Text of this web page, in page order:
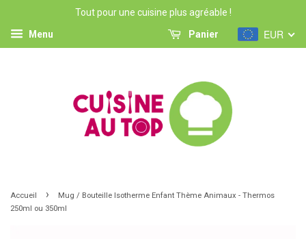
Tout pour une cuisine plus agréable !
Menu EUR
Panier
Accueil ›
Mug / Bouteille Isotherme Enfant Thème Animaux - Thermos
250ml ou 350ml